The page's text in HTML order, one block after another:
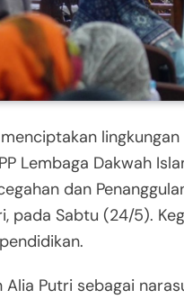
Lembaga Dakwah
dan
pada Sabtu (24/5).
Putri sebagai